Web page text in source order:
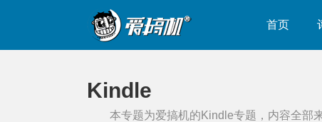
首页
Kindle
本专题为爱搞机的 Kindle专题，内容全部